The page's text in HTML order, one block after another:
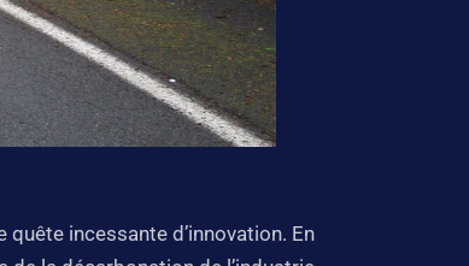
incessante d’innovation. En